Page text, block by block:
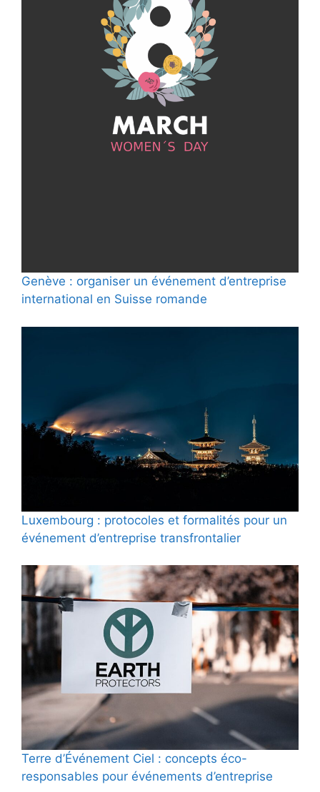
Genève : organiser un événement d’entreprise
international en Suisse romande
Luxembourg : protocoles et formalités pour un
événement d’entreprise transfrontalier
Terre d’Événement Ciel : concepts éco-
responsables pour événements d’entreprise